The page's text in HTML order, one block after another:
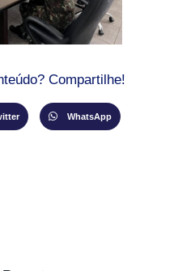
Compartilhe!
WhatsApp